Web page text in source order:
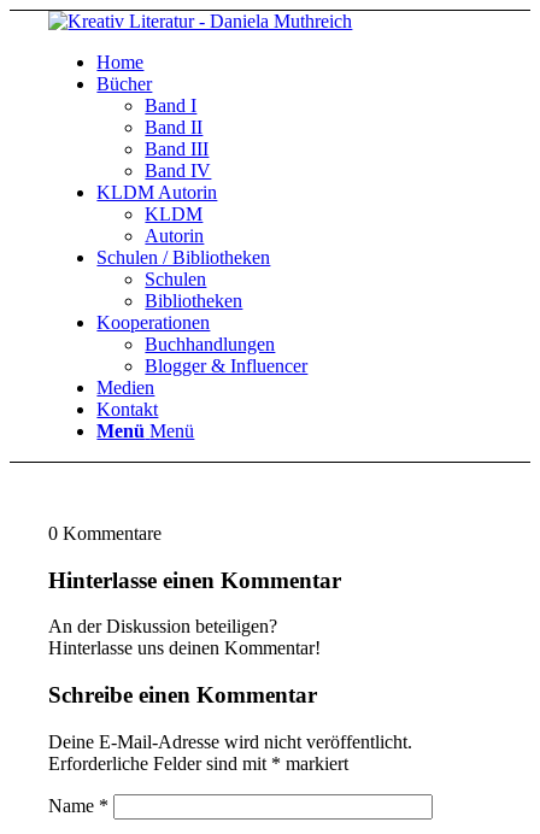
Home
Bücher
Band I
Band II
Band III
Band IV
KLDM Autorin
KLDM
Autorin
Schulen / Bibliotheken
Schulen
Bibliotheken
Kooperationen
Buchhandlungen
Blogger & Influencer
Medien
Kontakt
Menü Menü
0 Kommentare
Hinterlasse einen Kommentar
An der Diskussion beteiligen?
Hinterlasse uns deinen Kommentar!
Schreibe einen Kommentar
Deine E-Mail-Adresse wird nicht veröffentlicht.
Erforderliche Felder sind mit * markiert
Name *